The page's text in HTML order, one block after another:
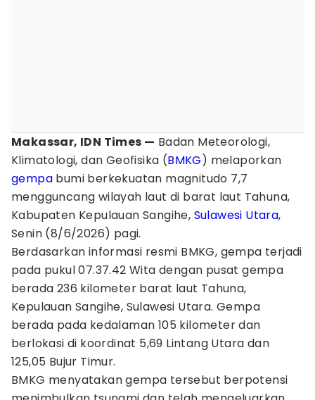
Makassar, IDN Times — Badan Meteorologi,
Klimatologi, dan Geofisika (BMKG) melaporkan
gempa bumi berkekuatan magnitudo 7,7
mengguncang wilayah laut di barat laut Tahuna,
Kabupaten Kepulauan Sangihe, Sulawesi Utara,
Senin (8/6/2026) pagi.
Berdasarkan informasi resmi BMKG, gempa terjadi
pada pukul 07.37.42 Wita dengan pusat gempa
berada 236 kilometer barat laut Tahuna,
Kepulauan Sangihe, Sulawesi Utara. Gempa
berada pada kedalaman 105 kilometer dan
berlokasi di koordinat 5,69 Lintang Utara dan
125,05 Bujur Timur.
BMKG menyatakan gempa tersebut berpotensi